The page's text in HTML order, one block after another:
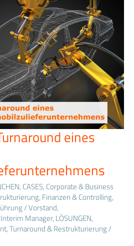
eines
, CASES, Corporate & Business
, Finanzen & Controlling,
/ Vorstand,
Interim Manager, LÖSUNGEN,
,Turnaround & Restrukturierung/